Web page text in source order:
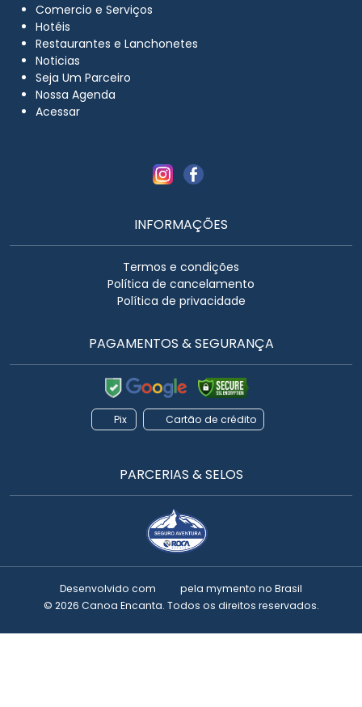
Comercio e Serviços
Hotéis
Restaurantes e Lanchonetes
Noticias
Seja Um Parceiro
Nossa Agenda
Acessar
INFORMAÇÕES
Termos e condições
Política de cancelamento
Política de privacidade
PAGAMENTOS & SEGURANÇA
Pix Cartão de crédito
PARCERIAS & SELOS
Desenvolvido com pela mymento no Brasil
© 2026 Canoa Encanta. Todos os direitos reservados.